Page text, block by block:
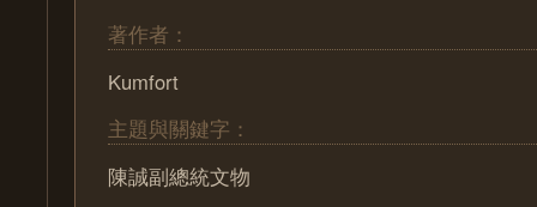
著作者：
Kumfort
主題與關鍵字：
陳誠副總統文物